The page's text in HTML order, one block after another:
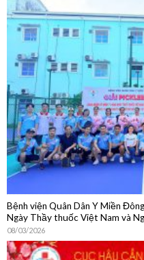
Bệnh viện Quân Dân Y Miền
Ngày Thầy thuốc Việt Nam và
08/03/2026